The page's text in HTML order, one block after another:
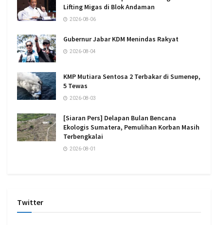
Lifting Migas di Blok Andaman
2026-08-06
Gubernur Jabar KDM Menindas Rakyat
2026-08-04
KMP Mutiara Sentosa 2 Terbakar di Sumenep,
5 Tewas
2026-08-03
[Siaran Pers] Delapan Bulan Bencana
Ekologis Sumatera, Pemulihan Korban Masih
Terbengkalai
2026-08-01
Twitter